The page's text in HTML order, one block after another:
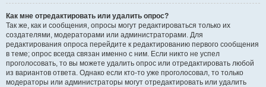
Как мне отредактировать или удалить опрос?
Так же, как и сообщения, опросы могут редактироваться только их
создателями, модераторами или администраторами. Для
редактирования опроса перейдите к редактированию первого сообщения
в теме; опрос всегда связан именно с ним. Если никто не успел
проголосовать, то вы можете удалить опрос или отредактировать любой
из вариантов ответа. Однако если кто-то уже проголосовал, то только
модераторы или администраторы могут отредактировать или удалить